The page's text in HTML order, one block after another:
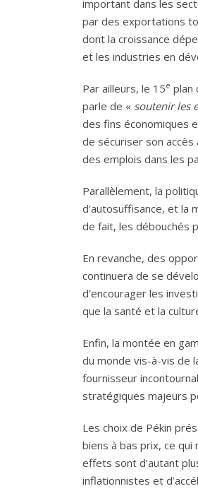
important dans les
par des exportations
dont la croissance
et les industries en
Par ailleurs, le 15e plan
parle de « soutenir les
des fins économiques
de sécuriser son
des emplois dans les
Parallèlement, la
d’autosuffisance, et la
de fait, les débouchés
En revanche, des
continuera de se
d’encourager les
que la santé et la
Enfin, la montée en
du monde vis-à-vis de
fournisseur
stratégiques majeurs
Les choix de Pékin
biens à bas prix, ce qui
effets sont d’autant
inflationnistes et